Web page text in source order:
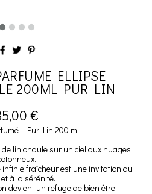
ELLIPSE
200ML PUR LIN
€
- Pur Lin 200 ml
lin ondule sur un ciel aux nuages
fraîcheur est une invitation au
à la sérénité.
devient un refuge de bien être.